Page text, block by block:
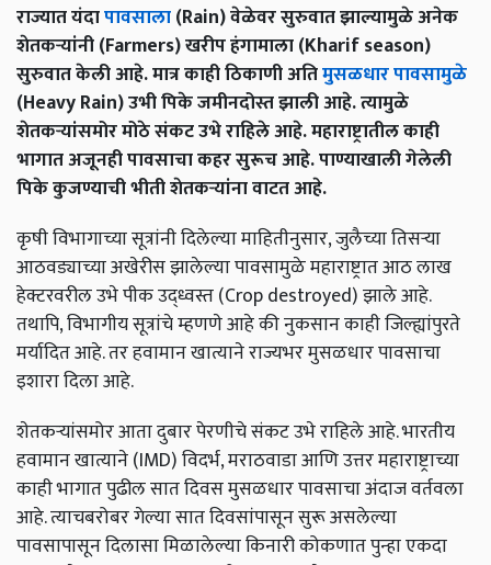
राज्यात यंदापावसाला(Rain) वेळेवर सुरुवात झाल्यामुळे अनेक
शेतकऱ्यांनी (Farmers) खरीप हंगामाला (Kharif season)
सुरुवात केली आहे. मात्र काही ठिकाणी अतिमुसळधार पावसामुळे
(Heavy Rain) उभी पिके जमीनदोस्त झाली आहे. त्यामुळे
शेतकऱ्यांसमोर मोठे संकट उभे राहिले आहे. महाराष्ट्रातील काही
भागात अजूनही पावसाचा कहर सुरूच आहे. पाण्याखाली गेलेली
पिके कुजण्याची भीती शेतकऱ्यांना वाटत आहे.
कृषी विभागाच्या सूत्रांनी दिलेल्या माहितीनुसार, जुलैच्या तिसऱ्या
आठवड्याच्या अखेरीस झालेल्या पावसामुळे महाराष्ट्रात आठ लाख
हेक्टरवरील उभे पीक उद्ध्वस्त (Crop destroyed) झाले आहे.
तथापि, विभागीय सूत्रांचे म्हणणे आहे की नुकसान काही जिल्ह्यांपुरते
मर्यादित आहे. तर हवामान खात्याने राज्यभर मुसळधार पावसाचा
इशारा दिला आहे.
शेतकऱ्यांसमोर आता दुबार पेरणीचे संकट उभे राहिले आहे. भारतीय
हवामान खात्याने (IMD) विदर्भ, मराठवाडा आणि उत्तर महाराष्ट्राच्या
काही भागात पुढील सात दिवस मुसळधार पावसाचा अंदाज वर्तवला
आहे. त्याचबरोबर गेल्या सात दिवसांपासून सुरू असलेल्या
पावसापासून दिलासा मिळालेल्या किनारी कोकणात पुन्हा एकदा